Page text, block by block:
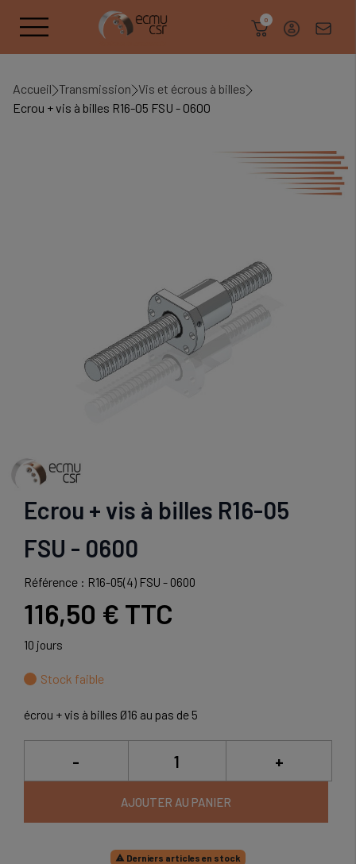
0
Accueil Transmission Vis et écrous à billes
Ecrou + vis à billes R16-05 FSU - 0600
Ecrou + vis à billes R16-05
FSU - 0600
Référence : R16-05(4) FSU - 0600
116,50 € TTC
10 jours
Stock faible
écrou + vis à billes Ø16 au pas de 5
- +
AJOUTER AU PANIER
 Derniers articles en stock